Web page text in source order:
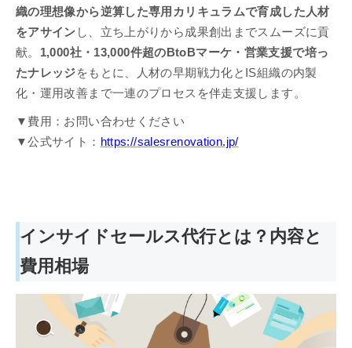
織の理想像から逆算した専用カリキュラムで育成した人材
をアサイン し、立ち上がりから成果創出までスムーズに貢
献。 1,000社・13,000件超のBtoBマーケ・営業支援で培っ
たナレッジをもとに、人材の早期戦力化とIS組織の内製
化・運用改善まで一連のプロセスを伴走支援します。
▼費用：お問い合わせください
▼公式サイト： https://salesrenovation.jp/
インサイドセールス代行とは？内容と
費用相場